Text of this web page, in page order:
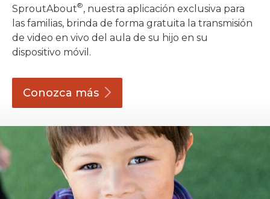
SproutAbout®, nuestra aplicación exclusiva para
las familias, brinda de forma gratuita la transmisión
de video en vivo del aula de su hijo en su
dispositivo móvil.
Conozca más